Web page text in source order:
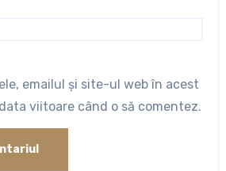
emailul și site-ul web în acest
viitoare când o să comentez.